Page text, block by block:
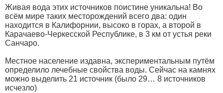
Живая вода этих источников поистине уникальна! Во
всём мире таких месторождений всего два: один
находится в Калифорнии, высоко в горах, а второй в
Карачаево-Черкесской Республике, в 3 км от устья реки
Санчаро.
Местное население издавна, экспериментальным путём
определило лечебные свойства воды. Сейчас на камнях
можно выделить 21 источник (было 29… 8 источников
исчезло)